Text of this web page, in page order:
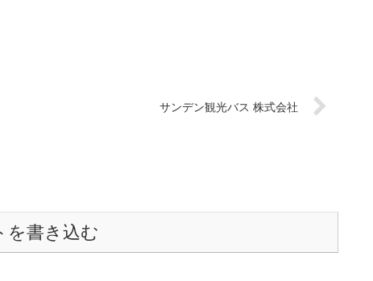
サンデン観光バス 株式会社
を書き込む